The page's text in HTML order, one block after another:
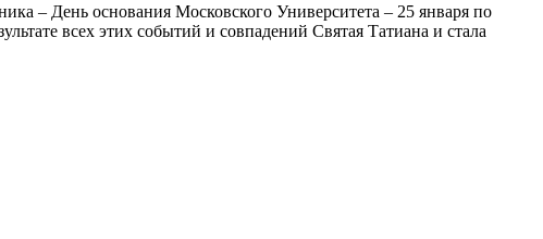
– День основания Московского Университета – 25 января по
всех этих событий и совпадений Святая Татиана и стала